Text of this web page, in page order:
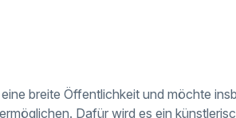
breite Öffentlichkeit und möchte
Dafür wird es ein